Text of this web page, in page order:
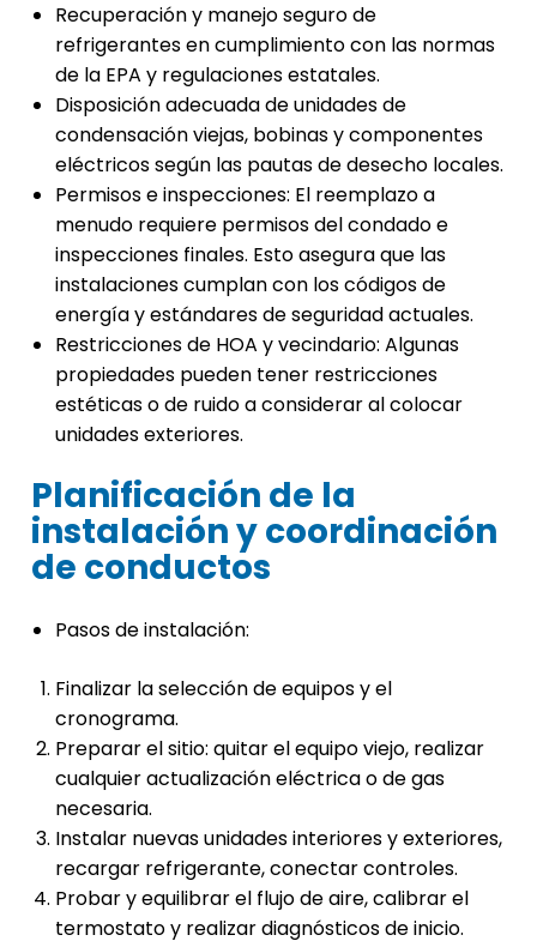
Recuperación y manejo seguro de
refrigerantes en cumplimiento con las normas
de la EPA y regulaciones estatales.
Disposición adecuada de unidades de
condensación viejas, bobinas y componentes
eléctricos según las pautas de desecho locales.
Permisos e inspecciones: El reemplazo a
menudo requiere permisos del condado e
inspecciones finales. Esto asegura que las
instalaciones cumplan con los códigos de
energía y estándares de seguridad actuales.
Restricciones de HOA y vecindario: Algunas
propiedades pueden tener restricciones
estéticas o de ruido a considerar al colocar
unidades exteriores.
Planificación de la
instalación y coordinación
de conductos
Pasos de instalación:
Finalizar la selección de equipos y el
cronograma.
Preparar el sitio: quitar el equipo viejo, realizar
cualquier actualización eléctrica o de gas
necesaria.
Instalar nuevas unidades interiores y exteriores,
recargar refrigerante, conectar controles.
Probar y equilibrar el flujo de aire, calibrar el
termostato y realizar diagnósticos de inicio.